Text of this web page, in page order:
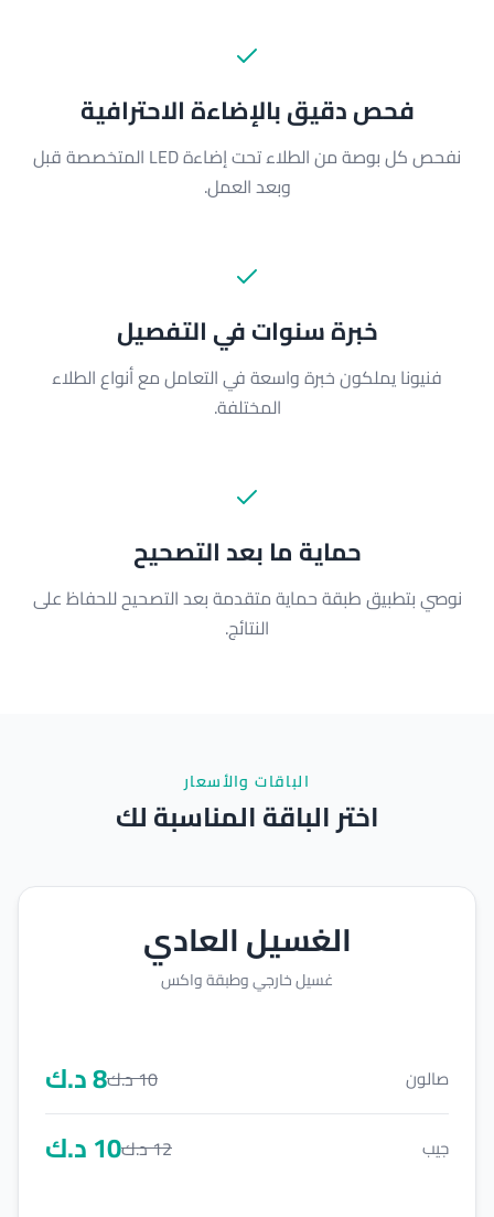
فحص دقيق بالإضاءة الاحترافية
نفحص كل بوصة من الطلاء تحت إضاءة LED المتخصصة قبل
وبعد العمل.
خبرة سنوات في التفصيل
فنيونا يملكون خبرة واسعة في التعامل مع أنواع الطلاء
المختلفة.
حماية ما بعد التصحيح
نوصي بتطبيق طبقة حماية متقدمة بعد التصحيح للحفاظ على
النتائج.
الباقات والأسعار
اختر الباقة المناسبة لك
الغسيل العادي
غسيل خارجي وطبقة واكس
صالون 10د.ك8د.ك
جيب 12د.ك10د.ك